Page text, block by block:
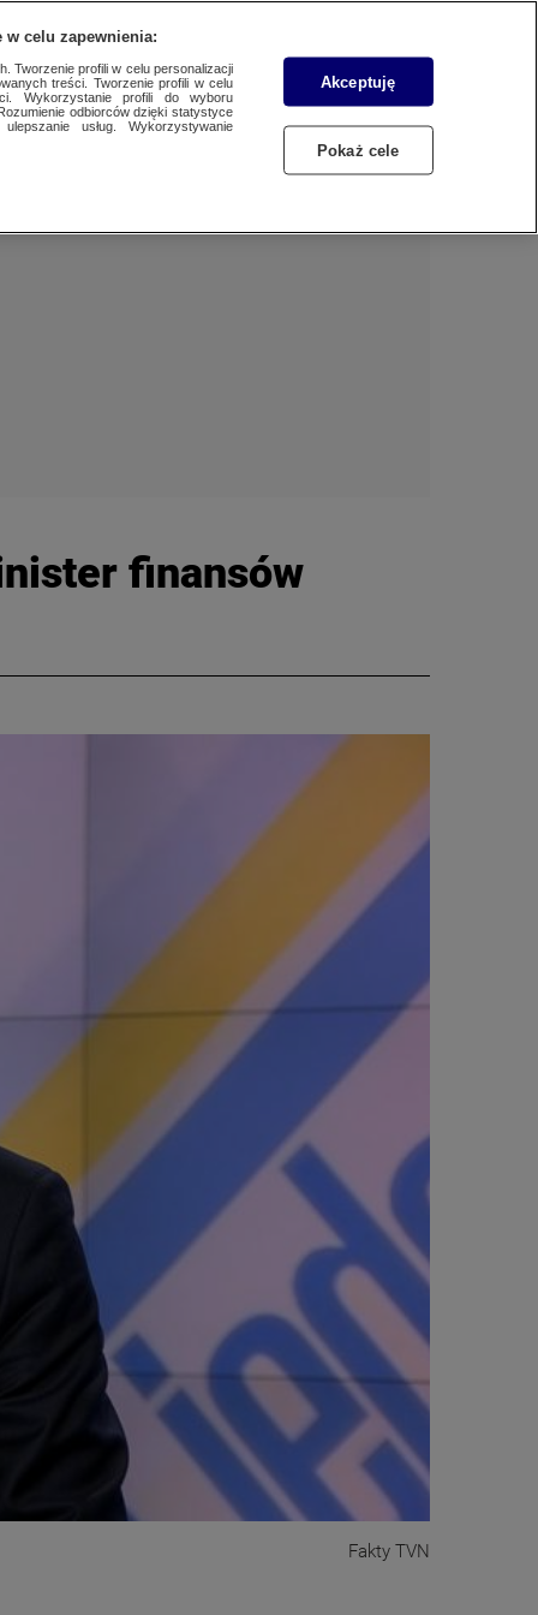
Dzień dobry!
ZALOGUJ SIĘ
finansów
Fakty TVN
w celu zapewnienia:
Tworzenie profili w celu personalizacji
treści. Tworzenie profili w celu
Wykorzystanie profili do wyboru
odbiorców dzięki statystyce
usług. Wykorzystywanie
Akceptuję
Pokaż cele